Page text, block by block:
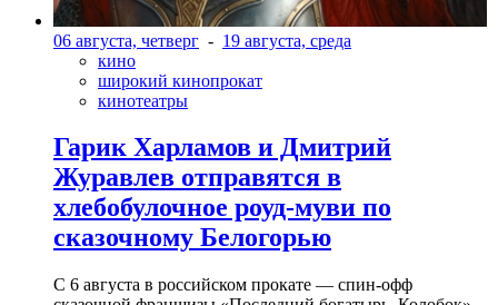
06 августа, четверг - 19 августа, среда
кино
широкий кинопрокат
кинотеатры
Гарик Харламов и Дмитрий
Журавлев отправятся в
хлебобулочное роуд-муви по
сказочному Белогорью
С 6 августа в российском прокате — спин-офф